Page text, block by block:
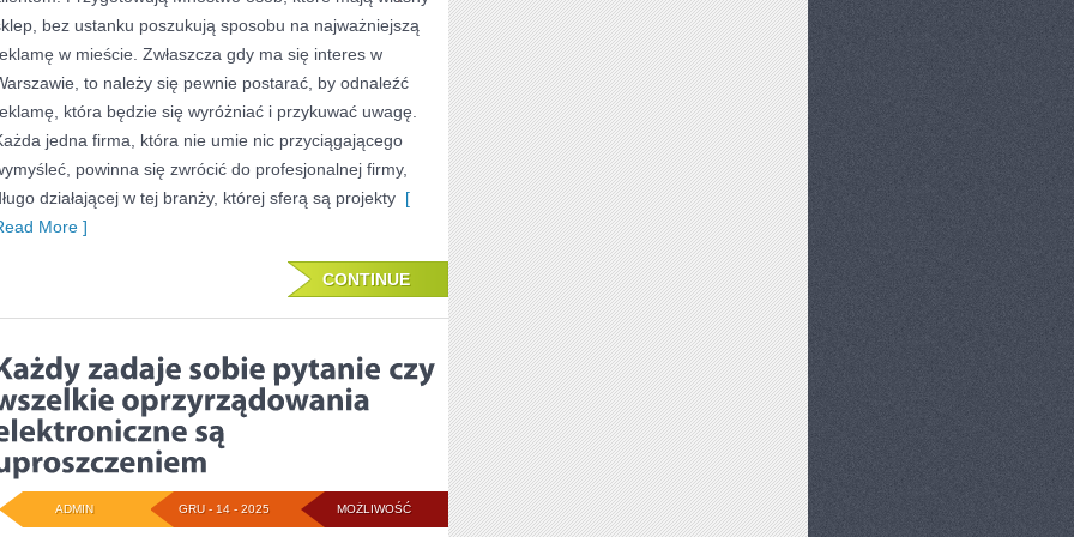
KTÓRE
MAJĄ
SWÓJ
OBIEKT
HANDLOWY
bez ustanku poszukują sposobu na najważniejszą
w mieście. Zwłaszcza gdy ma się interes w
to należy się pewnie postarać, by odnaleźć
która będzie się wyróżniać i przykuwać uwagę.
jedna firma, która nie umie nic przyciągającego
powinna się zwrócić do profesjonalnej firmy,
działającej w tej branży, której sferą są projekty [
More ]
CONTINUE
MOŻLIWOŚĆ
GRU - 14 - 2025
ADMIN